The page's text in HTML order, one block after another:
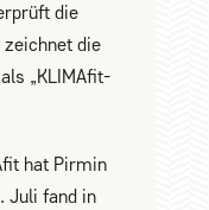
die
die
„KLIMAfit-
hat Pirmin
Juli fand in